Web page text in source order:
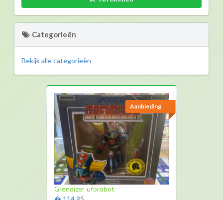
Categorieën
Bekijk alle categorieën
Aanbieding
Laura playmobil
Aanbieding
Grendizer uforobot